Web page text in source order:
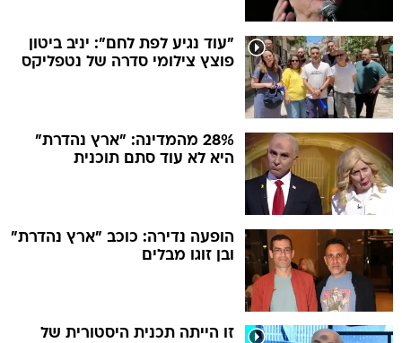
"עוד נגיע לפת לחם": יניב ביטון
פוצץ צילומי סדרה של נטפליקס
28% מהמדינה: "ארץ נהדרת"
היא לא עוד סתם תוכנית
הופעה נדירה: כוכב "ארץ נהדרת"
ובן זוגו מבלים
זו הייתה תכנית היסטורית של